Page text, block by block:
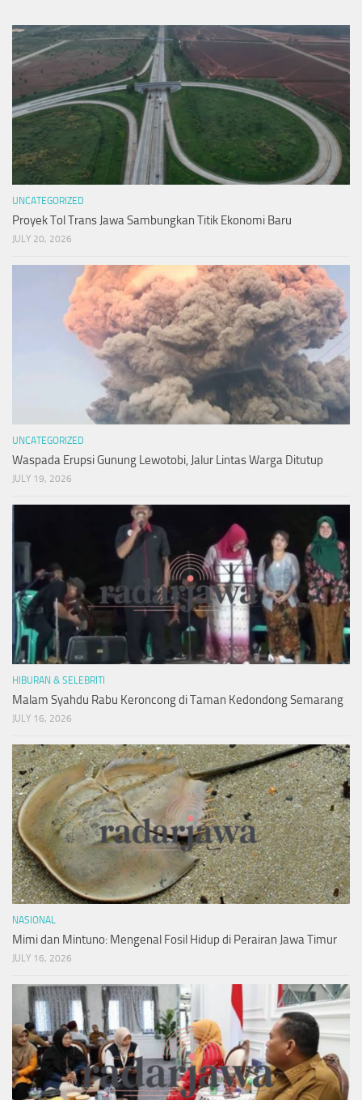
UNCATEGORIZED
Proyek Tol Trans Jawa Sambungkan Titik Ekonomi Baru
JULY 20, 2026
UNCATEGORIZED
Waspada Erupsi Gunung Lewotobi, Jalur Lintas Warga Ditutup
JULY 19, 2026
HIBURAN & SELEBRITI
Malam Syahdu Rabu Keroncong di Taman Kedondong Semarang
JULY 16, 2026
NASIONAL
Mimi dan Mintuno: Mengenal Fosil Hidup di Perairan Jawa Timur
JULY 16, 2026